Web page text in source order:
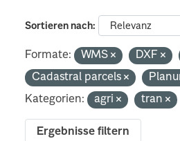
Sortieren nach
Formate: WMS DXF
Cadastral parcels
Kategorien:
agri tran
Ergebnisse filtern